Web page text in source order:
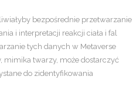
bezpośrednie przetwarzanie
i interpretacji reakcji ciała i fal
tych danych w Metaverse
mimika twarzy, może dostarczyć
do zidentyfikowania